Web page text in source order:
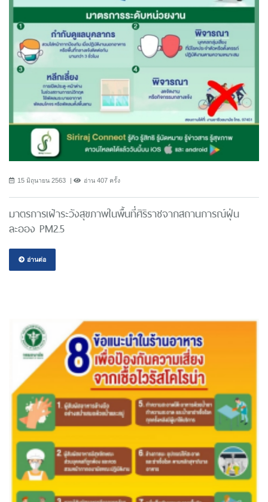
15 มิถุนายน 2563 อ่าน 407 ครั้ง
มาตรการเฝ้าระวังสุขภาพในพื้นที่ศิริราชจากสถานการณ์ฝุ่น
ละออง PM2.5
อ่านต่อ